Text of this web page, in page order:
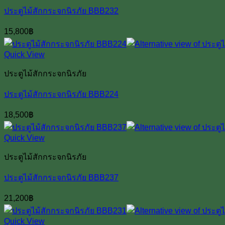
ประตูไม้สักกระจกนิรภัย BBB232
15,800฿
Quick View
ประตูไม้สักกระจกนิรภัย
ประตูไม้สักกระจกนิรภัย BBB224
18,500฿
Quick View
ประตูไม้สักกระจกนิรภัย
ประตูไม้สักกระจกนิรภัย BBB237
21,200฿
Quick View